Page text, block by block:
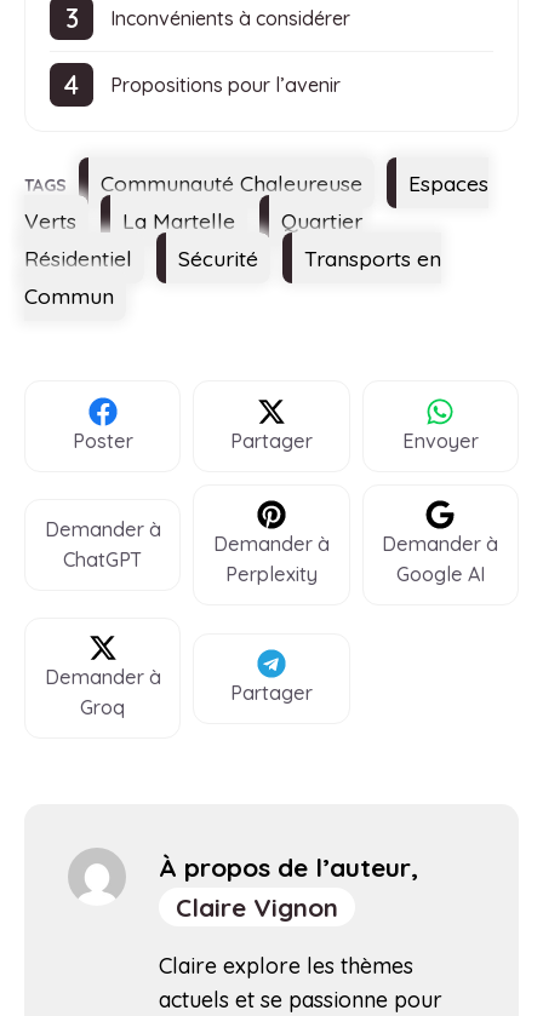
Inconvénients à considérer
Propositions pour l’avenir
Étiquettes
Communauté Chaleureuse
Espaces
Verts
La Martelle
Quartier
Résidentiel
Sécurité
Transports en
Commun
Poster Partager Envoyer
Demander à
ChatGPT
Demander à
Perplexity
Demander à
Google AI
Demander à
Groq
Partager
À propos de l’auteur,
Claire Vignon
Claire explore les thèmes
actuels et se passionne pour